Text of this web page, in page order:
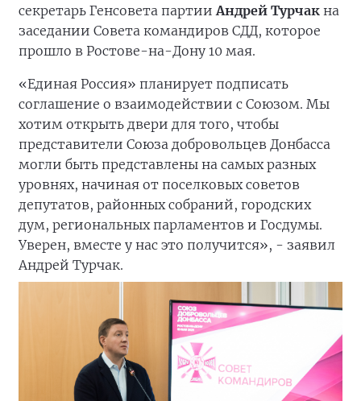
секретарь Генсовета партииАндрей Турчак на
заседании Совета командиров СДД, которое
прошло в Ростове-на-Дону 10 мая.
«Единая Россия» планирует подписать
соглашение о взаимодействии c Союзом. Мы
хотим открыть двери для того, чтобы
представители Союза добровольцев Донбасса
могли быть представлены на самых разных
уровнях, начиная от поселковых советов
депутатов, районных собраний, городских
дум, региональных парламентов и Госдумы.
Уверен, вместе у нас это получится», - заявил
Андрей Турчак.